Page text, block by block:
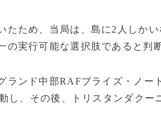
たため、当局は、島に2人しか
実行可能な選択肢であると判
ランド中部RAFブライズ・ノー
し、その後、トリスタンダクー